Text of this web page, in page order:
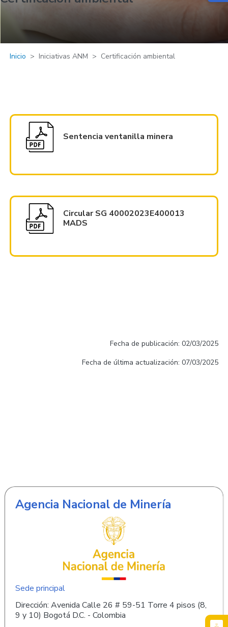
Inicio Iniciativas ANM Certificación ambiental
Sentencia ventanilla minera
Circular SG 40002023E400013
MADS
Fecha de publicación: 02/03/2025
Fecha de última actualización: 07/03/2025
Agencia Nacional de Minería
Sede principal
Dirección: Avenida Calle 26 # 59-51 Torre 4 pisos (8,
9 y 10) Bogotá D.C. - Colombia